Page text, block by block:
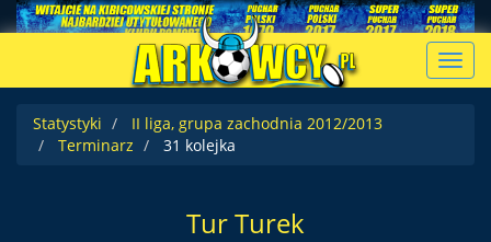
Statystyki
II liga, grupa zachodnia 2012/2013
Terminarz
31 kolejka
Tur Turek